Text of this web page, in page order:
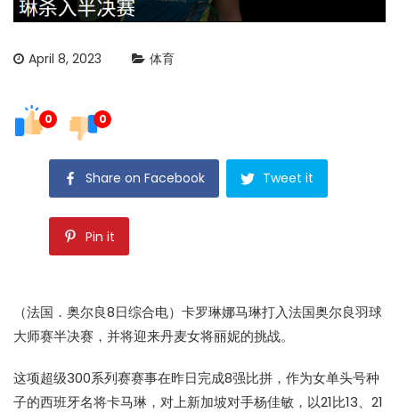
April 8, 2023 体育
0 0
Share on Facebook Tweet it
Pin it
（法国．奥尔良8日综合电）卡罗琳娜马琳打入法国奥尔良羽球
大师赛半决赛，并将迎来丹麦女将丽妮的挑战。
这项超级300系列赛赛事在昨日完成8强比拼，作为女单头号种
子的西班牙名将卡马琳，对上新加坡对手杨佳敏，以21比13、21